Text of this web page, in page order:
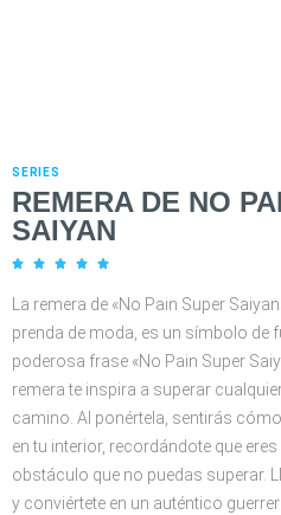
SERIES
REMERA DE NO
SAIYAN
    
La remera de «No Pain Super
prenda de moda, es un símbolo de
poderosa frase «No Pain Super
remera te inspira a superar
camino. Al ponértela, sentirás
en tu interior, recordándote que
obstáculo que no puedas superar.
y conviértete en un auténtico